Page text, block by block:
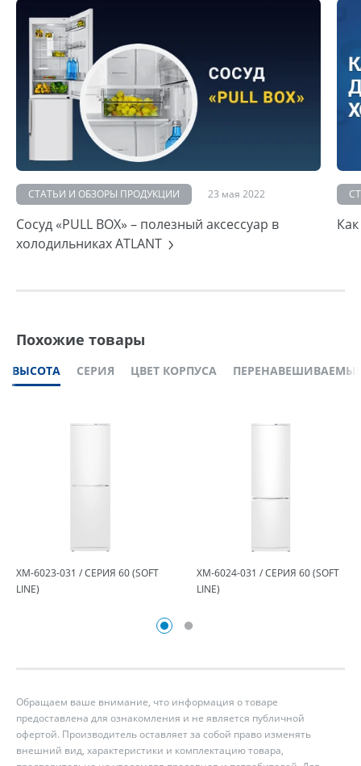
СТАТЬИ И ОБЗОРЫ ПРОДУКЦИИ 23 мая 2022
Сосуд «PULL BOX» – полезный аксессуар в
холодильниках ATLANT
Похожие товары
ВЫСОТА СЕРИЯ ЦВЕТ КОРПУСА
ХМ-6023-031 / СЕРИЯ 60 (SOFT
LINE)
ХМ-6024-031 / СЕРИЯ 60 (SOFT
LINE)
Обращаем ваше внимание, что информация о товаре
предоставлена для ознакомления и не является публичной
офертой. Производитель оставляет за собой право изменять
внешний вид, характеристики и комплектацию товара,